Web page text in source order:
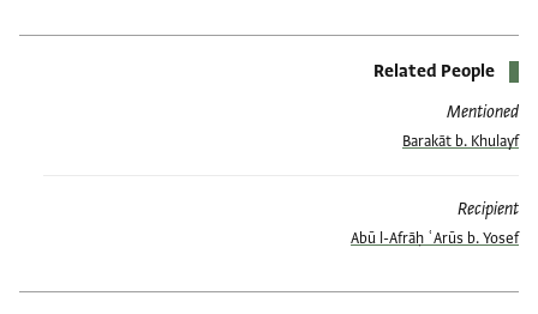
Related People
Mentioned
Barakāt b. Khulayf
Recipient
Abū l-Afrāḥ ʿArūs b. Yosef